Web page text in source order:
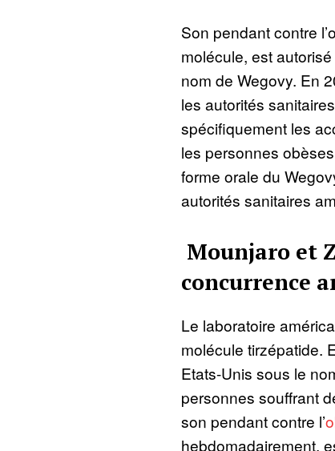
Son pendant contre
molécule, est
nom de Wegovy. En
les autorités
spécifiquement les
les personnes
forme orale du
autorités sanitaires
Mounjaro et
concurrence
Le laboratoire
molécule tirzépatide.
Etats-Unis sous le
personnes souffrant
son pendant contre l’
hebdomadairement,